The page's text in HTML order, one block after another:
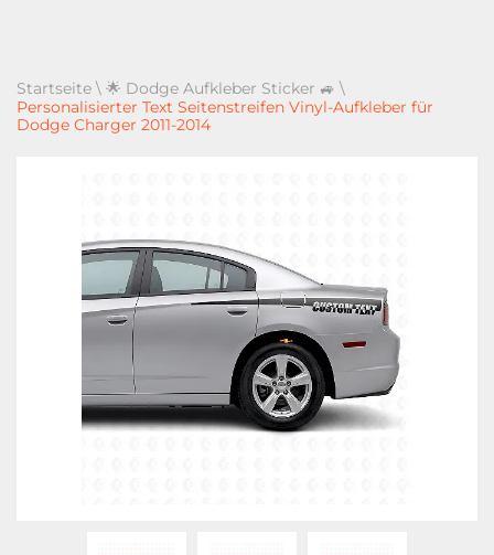
Startseite \ 🌟 Dodge Aufkleber Sticker 🚙 \
Personalisierter Text Seitenstreifen Vinyl-Aufkleber für
Dodge Charger 2011-2014